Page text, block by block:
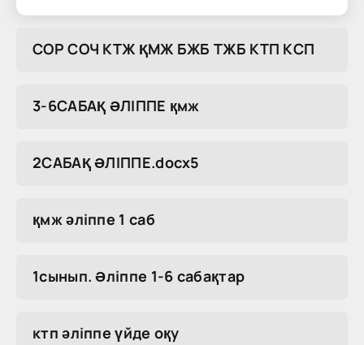
COP COЧ KTЖ ҚMЖ БЖБ TЖБ KTП KCП
3-6САБАҚ ӘЛІППЕ қмж
2САБАҚ ӘЛІППЕ.docx5
қмж әліппе 1 саб
1сынып. Әліппе 1-6 сабақтар
ктп әліппе үйде оқу